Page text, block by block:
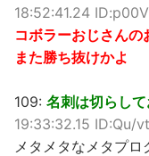
18:52:41.24
コボラーおじさんの
また勝ち抜けかよ
109: 名刺は切らし
19:33:32.15 ID:Qu/
メタメタなメタプ